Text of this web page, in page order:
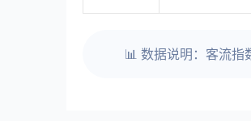
📊 数据说明：客流指